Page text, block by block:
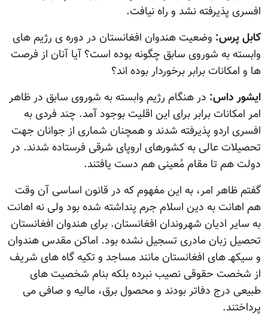
افسری پذیرفته نشد و راه نیافت.
کابل پرس: وضعیت هندوان افغانستان در دوره ی رژيم های
وابسته به شوروی سابق چگونه بوده است؟ آيا آنان از فرصت
ها و امکانات برابر برخوردار بوده اند؟
ایشور داس: در هنگام رژیم وابسته به شوروی سابق در ظاهر
امر امکانات برابر برای این اقلیت بوجود آمد. چند فردی به
افسری اردو پذیرفته شدند و همچنان شماری از جوانان جهت
تحصیلات عالی به کشورهای اروپای شرقی فرستاده شدند. در
دولت هم تا مقام مُعینی هم دست یافتند.
گفتم ظاهر امر، به این مفهوم که در قانون اساسی آن وقت
هم اهانت به دین اسلام جرم پنداشته شده بود ولی نه اهانت
به سایر ادیان شهروندان افغانستان. برای هندوان افغانستان
تحصیل زبان مادری تسجیل نشده بود. اماکن مقدس هندوان
و سیکهـ های افغانستان مانند مساجد و تکیه گاه های شریف
از شخصت حقوقی نصیب نبرده بلکه بنام شخصیت های
طبیعی درج دفاتر بودند و محصول برق، مالیه و صافی می
پرداختند.